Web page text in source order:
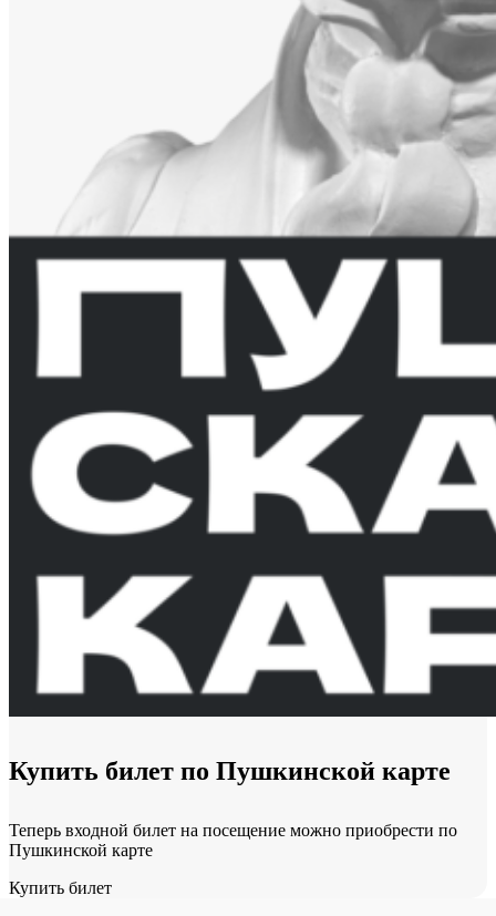
Купить билет по Пушкинской карте
Теперь входной билет на посещение можно приобрести по
Пушкинской карте
Купить билет